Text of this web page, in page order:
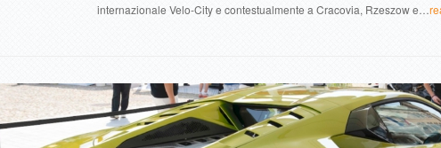
internazionale Velo-City e contestualmente a Cracovia, Rzeszow e…